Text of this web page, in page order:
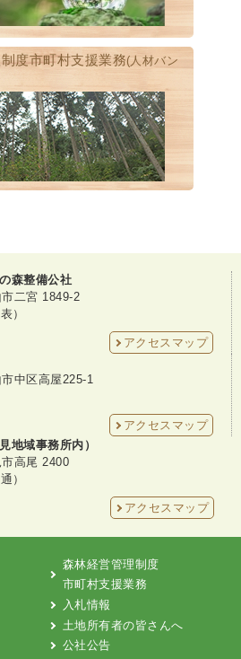
度市町村支援業務(人材バン
森整備公社
二宮 1849-2
）
アクセスマップ
中区高屋225-1
アクセスマップ
地域事務所内）
高尾 2400
）
アクセスマップ
森林経営管理制度
市町村支援業務
入札情報
土地所有者の皆さんへ
公社公告